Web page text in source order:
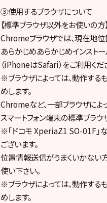
③使用するブラウザについて
【標準ブラウザ以外をお使いの方】
Chromeブラウザでは、現在地
あらかじめあらかじめインスト
（iPhoneはSafari）をご利用くだ
※ブラウザによっては、動作する
めします。
Chromeなど、一部ブラウザに
スマートフォン端末の標準ブラウ
※｢ドコモ XperiaZ1 SO-01F｣な
ございます。
位置情報送信がうまくいかない
使い下さい。
※ブラウザによっては、動作する
めします。